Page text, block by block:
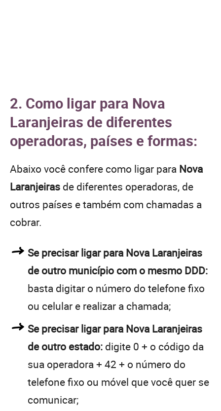
2. Como ligar para Nova
Laranjeiras de diferentes
operadoras, países e formas:
Abaixo você confere como ligar para Nova
Laranjeiras de diferentes operadoras, de
outros países e também com chamadas a
cobrar.
Se precisar ligar para Nova Laranjeiras
de outro município com o mesmo DDD:
basta digitar o número do telefone fixo
ou celular e realizar a chamada;
Se precisar ligar para Nova Laranjeiras
de outro estado: digite 0 + o código da
sua operadora + 42 + o número do
telefone fixo ou móvel que você quer se
comunicar;